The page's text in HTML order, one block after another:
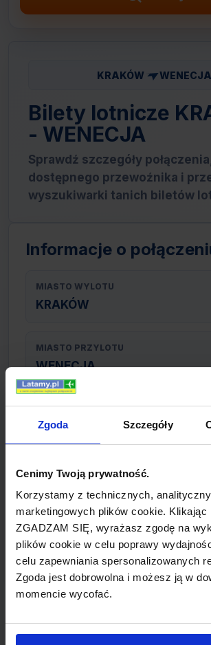
Zgoda Szczegóły
Cenimy Twoją prywatność.
Korzystamy z technicznych,
marketingowych plików cookie. Klikając
ZGADZAM SIĘ, wyrażasz zgodę na
plików cookie w celu poprawy
celu zapewniania spersonalizowanych
Zgoda jest dobrowolna i możesz ją w
momencie wycofać.
KRAKÓW WENECJA
Bilety lotnicze
- WENECJA
Sprawdź szczegóły
dostępnego przewoźnika i
wyszukiwarki tanich biletów
Informacje o
MIASTO WYLOTU
KRAKÓW
MIASTO PRZYLOTU
WENECJA
TYP POŁĄCZENIA
z przesiadką
REZERWACJA
online lub telefoniczna
PŁATNOŚĆ
przelew, gotówka, karta
LINIA LOTNICZA